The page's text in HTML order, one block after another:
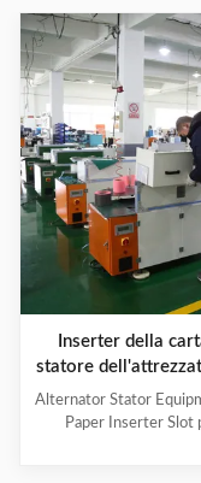
Inserter della
statore
Alternator Stator
Paper Inserter Slot